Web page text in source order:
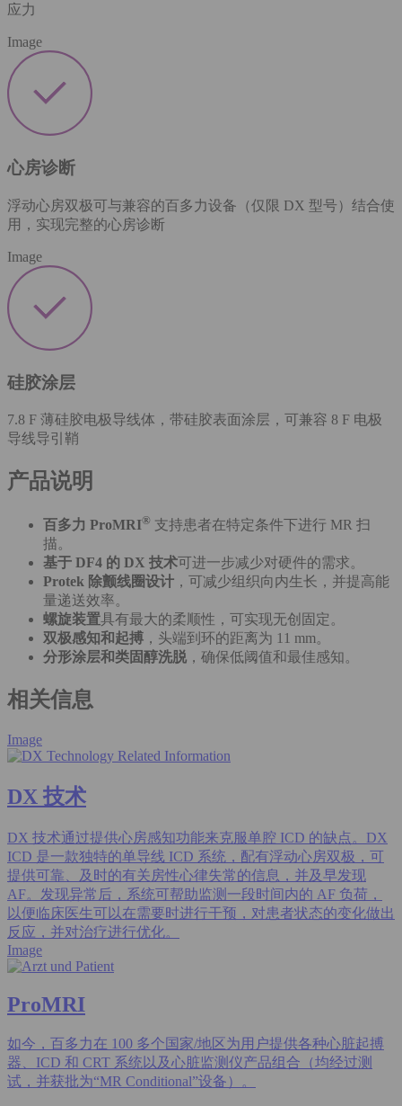
应力
Image
心房诊断
浮动心房双极可与兼容的百多力设备（仅限 DX 型号）结合使
用，实现完整的心房诊断
Image
硅胶涂层
7.8 F 薄硅胶电极导线体，带硅胶表面涂层，可兼容 8 F 电极
导线导引鞘
产品说明
百多力 ProMRI® 支持患者在特定条件下进行 MR 扫
描。
基于 DF4 的 DX 技术可进一步减少对硬件的需求。
Protek 除颤线圈设计 ，可减少组织向内生长，并提高能
量递送效率。
螺旋装置具有最大的柔顺性，可实现无创固定。
双极感知和起搏 ，头端到环的距离为 11 mm。
分形涂层和类固醇洗脱 ，确保低阈值和最佳感知。
相关信息
Image
DX 技术
DX 技术通过提供心房感知功能来克服单腔 ICD 的缺点。DX
ICD 是一款独特的单导线 ICD 系统，配有浮动心房双极，可
提供可靠、及时的有关房性心律失常的信息，并及早发现
AF。发现异常后，系统可帮助监测一段时间内的 AF 负荷，
以便临床医生可以在需要时进行干预，对患者状态的变化做出
反应，并对治疗进行优化。
Image
ProMRI
如今，百多力在 100 多个国家/地区为用户提供各种心脏起搏
器、ICD 和 CRT 系统以及心脏监测仪产品组合（均经过测
试，并获批为“MR Conditional”设备）。